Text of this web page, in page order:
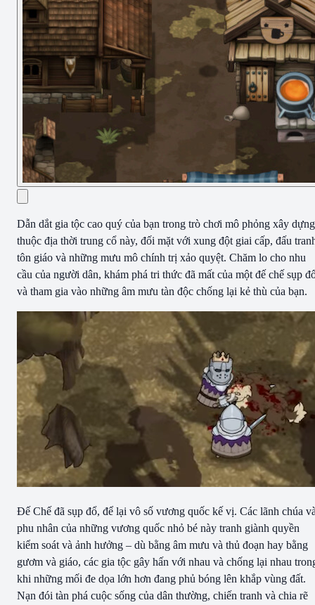
Dẫn dắt gia tộc cao quý của bạn trong trò chơi mô phỏng xây dựng
thuộc địa thời trung cổ này, đối mặt với xung đột giai cấp, đấu
tôn giáo và những mưu mô chính trị xảo quyệt. Chăm lo cho nhu
cầu của người dân, khám phá tri thức đã mất của một đế chế sụp
và tham gia vào những âm mưu tàn độc chống lại kẻ thù của bạn.
Đế Chế đã sụp đổ, để lại vô số vương quốc kế vị. Các lãnh chúa
phu nhân của những vương quốc nhỏ bé này tranh giành quyền
kiểm soát và ảnh hưởng – dù bằng âm mưu và thủ đoạn hay bằng
gươm và giáo, các gia tộc gây hấn với nhau và chống lại nhau
khi những mối đe dọa lớn hơn đang phủ bóng lên khắp vùng đất.
Nạn đói tàn phá cuộc sống của dân thường, chiến tranh và chia rẽ